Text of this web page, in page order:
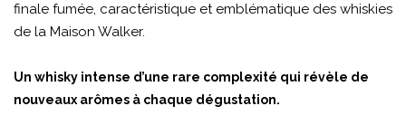
finale fumée, caractéristique et emblématique des whiskies
de la Maison Walker.
Un whisky intense d’une rare complexité qui révèle de
nouveaux arômes à chaque dégustation.